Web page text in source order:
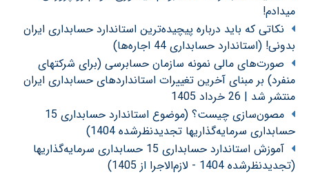
میدادم!
نکاتی که باید درباره پیچیده‌ترین استاندارد حسابداری ایران
بدونی! (استاندارد حسابداری 44 اجاره‌ها)
صورت‌های مالی نمونه سازمان حسابرسی (برای شرکتهای
منفرد) بر مبنای آخرین تغییرات استانداردهای حسابداری ایران
منتشر شد | 26 خرداد 1405
مصون‌سازی چیست؟ (موضوع استاندارد حسابداری 15
حسابداری سرمایه‌گذاریها تجدیدنظرشده 1404)
آموزش استاندارد حسابداری 15 حسابداری سرمایه‌گذاریها
(تجدیدنظرشده 1404 - لازم‌الاجرا از 1405)